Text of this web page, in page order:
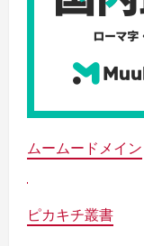
ムームードメイン
ピカキチ叢書